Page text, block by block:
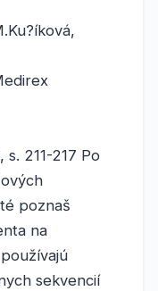
211-217 Po
poznaš
na
sekvencií